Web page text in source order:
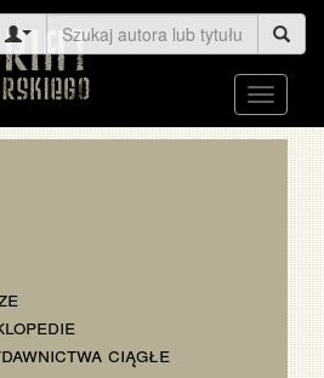
Toggle
ciągłe